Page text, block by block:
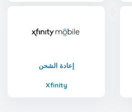
إعادة الشحن
Xfinity